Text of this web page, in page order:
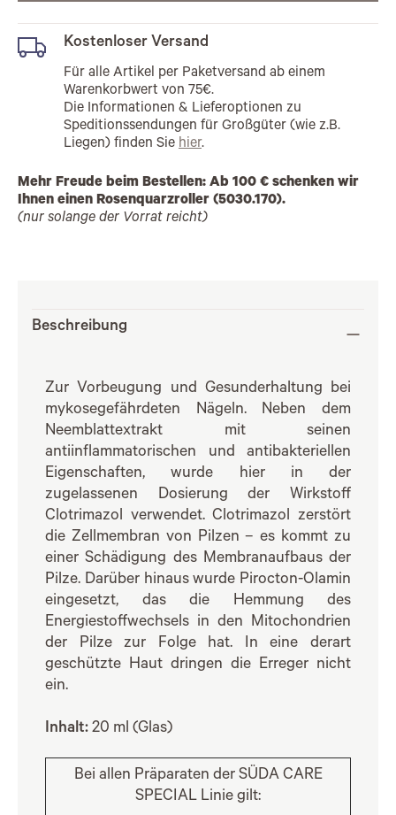
Kostenloser Versand
Für alle Artikel per Paketversand ab einem
Warenkorbwert von 75€.
Die Informationen & Lieferoptionen zu
Speditionssendungen für Großgüter (wie z.B.
Liegen) finden Sie hier.
Mehr Freude beim Bestellen: Ab 100 € schenken wir
Ihnen einen Rosenquarzroller (5030.170).
(nur solange der Vorrat reicht)
Beschreibung
Zur Vorbeugung und Gesunderhaltung bei
mykosegefährdeten Nägeln. Neben dem
Neemblattextrakt mit seinen
antiinflammatorischen und antibakteriellen
Eigenschaften, wurde hier in der
zugelassenen Dosierung der Wirkstoff
Clotrimazol verwendet. Clotrimazol zerstört
die Zellmembran von Pilzen – es kommt zu
einer Schädigung des Membranaufbaus der
Pilze. Darüber hinaus wurde Pirocton-Olamin
eingesetzt, das die Hemmung des
Energiestoffwechsels in den Mitochondrien
der Pilze zur Folge hat. In eine derart
geschützte Haut dringen die Erreger nicht
ein.
Inhalt: 20 ml (Glas)
Bei allen Präparaten der SÜDA CARE
SPECIAL Linie gilt: